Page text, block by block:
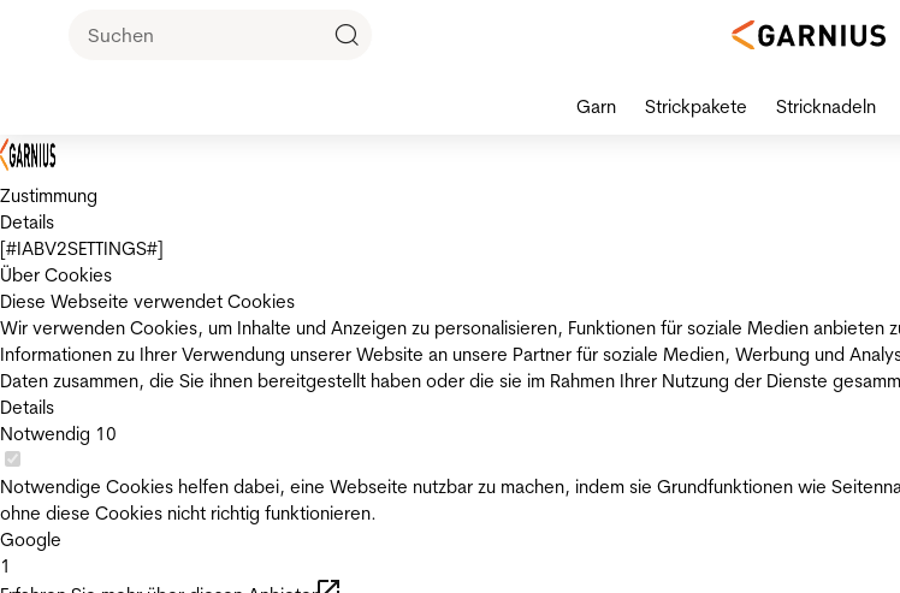
Zustimmung
Details
[#IABV2SETTINGS#]
Über Cookies
Diese Webseite verwendet Cookies
Wir verwenden Cookies, um Inhalte und Anzeigen zu personalisieren, Funktionen für soziale Medien
Informationen zu Ihrer Verwendung unserer Website an unsere Partner für soziale Medien, Werbung und
Daten zusammen, die Sie ihnen bereitgestellt haben oder die sie im Rahmen Ihrer Nutzung der Dienste
Details
Notwendig 10
Notwendige Cookies helfen dabei, eine Webseite nutzbar zu machen, indem sie Grundfunktionen wie
ohne diese Cookies nicht richtig funktionieren.
Google
1
Garn Strickpakete Stricknadeln